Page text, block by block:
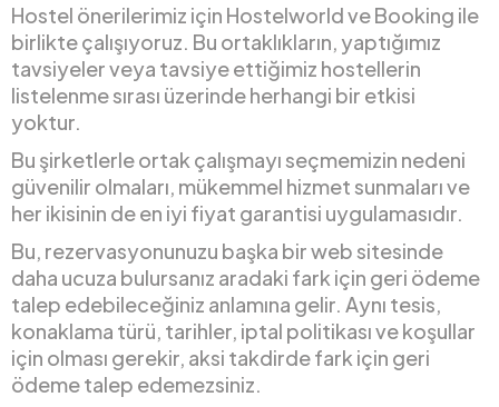
Hostel önerilerimiz için Hostelworld ve Booking ile
birlikte çalışıyoruz. Bu ortaklıkların, yaptığımız
tavsiyeler veya tavsiye ettiğimiz hostellerin
listelenme sırası üzerinde herhangi bir etkisi
yoktur.
Bu şirketlerle ortak çalışmayı seçmemizin nedeni
güvenilir olmaları, mükemmel hizmet sunmaları ve
her ikisinin de en iyi fiyat garantisi uygulamasıdır.
Bu, rezervasyonunuzu başka bir web sitesinde
daha ucuza bulursanız aradaki fark için geri ödeme
talep edebileceğiniz anlamına gelir. Aynı tesis,
konaklama türü, tarihler, iptal politikası ve koşullar
için olması gerekir, aksi takdirde fark için geri
ödeme talep edemezsiniz.